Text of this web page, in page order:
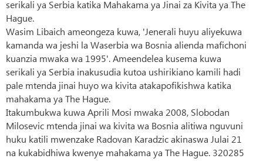
serikali ya Serbia katika Mahakama ya Jinai za Kivita ya The
Hague.
Wasim Libaich ameongeza kuwa, 'Jenerali huyu aliyekuwa
kamanda wa jeshi la Waserbia wa Bosnia alienda mafichoni
kuanzia mwaka wa 1995'. Ameendelea kusema kuwa
serikali ya Serbia inakusudia kutoa ushirikiano kamili hadi
pale mtenda jinai huyo wa kivita atakapofikishwa katika
mahakama ya The Hague.
Itakumbukwa kuwa Aprili Mosi mwaka 2008, Slobodan
Milosevic mtenda jinai wa kivita wa Bosnia alitiwa nguvuni
huku katili mwenzake Radovan Karadzic akinaswa Julai 21
na kukabidhiwa kwenye mahakama ya The Hague. 320285